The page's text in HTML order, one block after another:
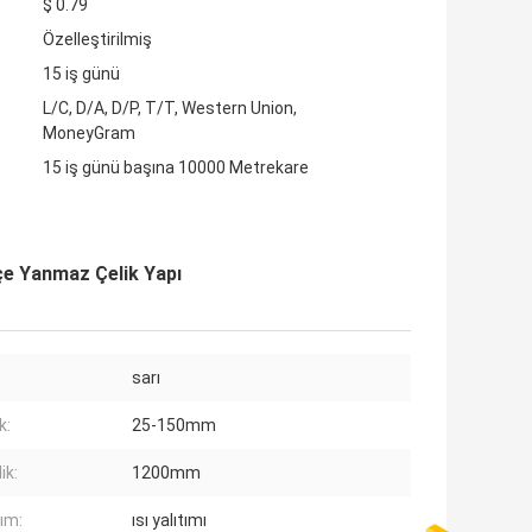
$ 0.79
Özelleştirilmiş
15 iş günü
L/C, D/A, D/P, T/T, Western Union,
MoneyGram
15 iş günü başına 10000 Metrekare
Yanmaz Çelik Yapı
sarı
25-150mm
1200mm
ısı yalıtımı